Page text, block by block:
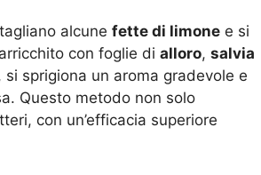
alcune fette di limone e si
con foglie di alloro, salvia
sprigiona un aroma gradevole e
Questo metodo non solo
con un’efficacia superiore